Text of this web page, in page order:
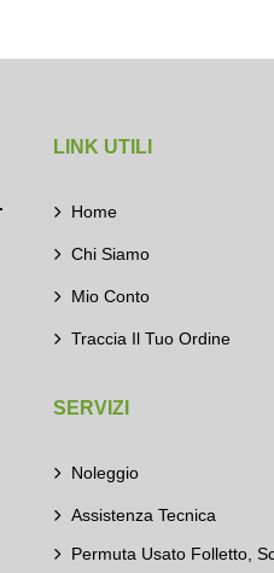
LINK UTILI
Home
Chi Siamo
Mio Conto
Traccia Il Tuo Ordine
SERVIZI
Noleggio
Assistenza Tecnica
Permuta Usato Folletto,